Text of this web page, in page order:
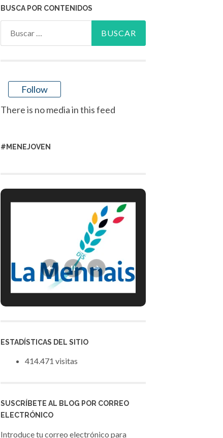
BUSCA POR CONTENIDOS
Follow
There is no media in this feed
#MENEJOVEN
ESTADÍSTICAS DEL SITIO
414.471 visitas
SUSCRÍBETE AL BLOG POR CORREO
ELECTRÓNICO
Introduce tu correo electrónico para